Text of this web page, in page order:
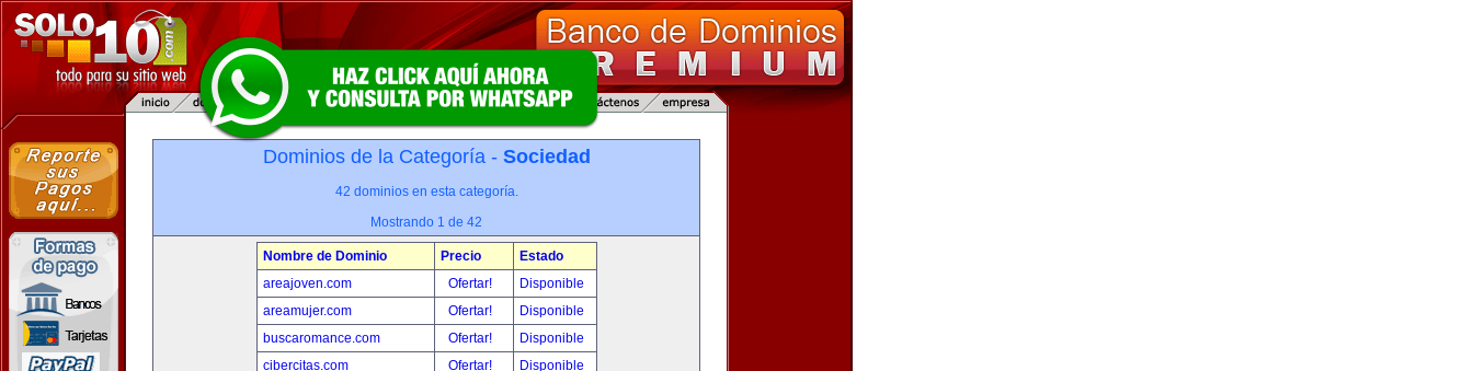
Dominios de la Categoría - Sociedad
42 dominios en esta categoría.
Mostrando 1 de 42
Nombre de Dominio Precio
Estado
areajoven.com
Ofertar!
Disponible
areamujer.com
Ofertar!
Disponible
buscaromance.com
Ofertar!
Disponible
cibercitas.com
Ofertar!
Disponible